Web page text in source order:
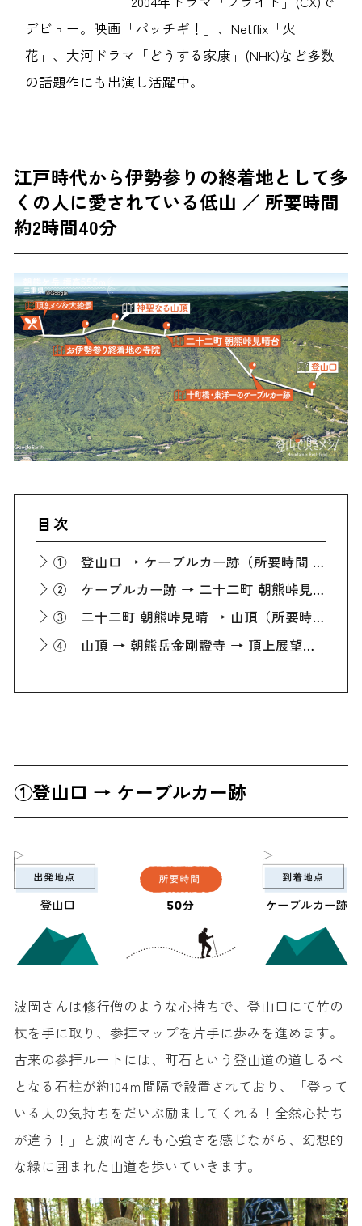
デビュー。映画「パッチギ！」、Netflix「火
花」、大河ドラマ「どうする家康」(NHK)など多数
の話題作にも出演し活躍中。
江戸時代から伊勢参りの終着地として多
くの人に愛されている低山 ／ 所要時間
約2時間40分
目次
① 登山口 → ケーブルカー跡（所要時間 約50分）
② ケーブルカー跡 → 二十二町 朝熊峠見晴（所要時間 約30分）
③ 二十二町 朝熊峠見晴 → 山頂（所要時間 約30分）
④ 山頂 → 朝熊岳金剛證寺 → 頂上展望台(所要時間 約50分)
①登山口 → ケーブルカー跡
波岡さんは修行僧のような心持ちで、登山口にて竹の
杖を手に取り、参拝マップを片手に歩みを進めます。
古来の参拝ルートには、町石という登山道の道しるべ
となる石柱が約104ｍ間隔で設置されており、「登って
いる人の気持ちをだいぶ励ましてくれる！全然心持ち
が違う！」と波岡さんも心強さを感じながら、幻想的
な緑に囲まれた山道を歩いていきます。